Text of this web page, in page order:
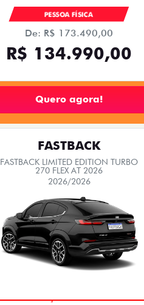
PESSOA FÍSICA
De: R$ 173.490,00
R$ 134.990,00
Quero agora!
FASTBACK
FASTBACK LIMITED EDITION TURBO
270 FLEX AT 2026
2026/2026